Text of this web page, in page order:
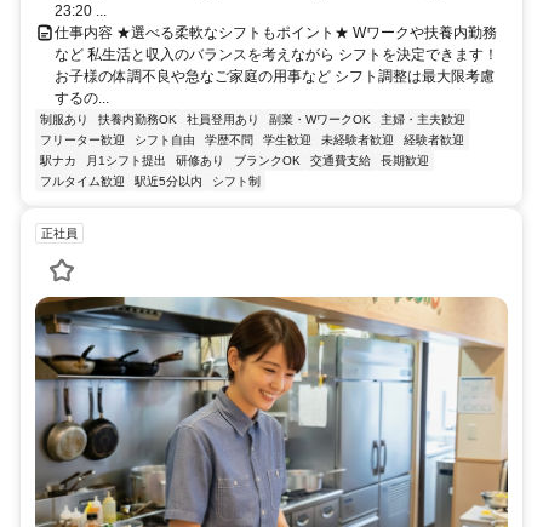
23:20 ...
仕事内容 ★選べる柔軟なシフトもポイント★ Wワークや扶養内勤務
など 私生活と収入のバランスを考えながら シフトを決定できます！
お子様の体調不良や急なご家庭の用事など シフト調整は最大限考慮
するの...
制服あり 扶養内勤務OK 社員登用あり 副業・WワークOK
主婦・主夫歓迎
フリーター歓迎
シフト自由 学歴不問 学生歓迎 未経験者歓迎
経験者歓迎
駅ナカ
月1シフト提出 研修あり ブランクOK 交通費支給
長期歓迎
フルタイム歓迎
駅近5分以内 シフト制
正社員